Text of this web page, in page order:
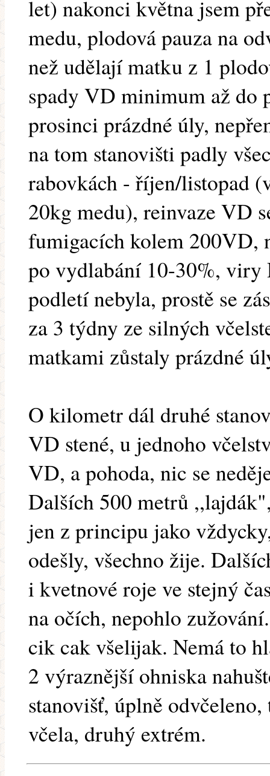
let) nakonci května jsem
medu, plodová pauza na
než udělají matku z 1
spady VD minimum až do
prosinci prázdné úly,
na tom stanovišti padly
rabovkách - říjen/listopad
20kg medu), reinvaze VD
fumigacích kolem 200VD,
po vydlabání 10-30%,
podletí nebyla, prostě se
za 3 týdny ze silných
matkami zůstaly prázdné
O kilometr dál druhé
VD stené, u jednoho
VD, a pohoda, nic se
Dalších 500 metrů
jen z principu jako
odešly, všechno žije.
i kvetnové roje ve stejný
na očích, nepohlo
cik cak všelijak. Nemá to
2 výraznější ohniska
stanovišť, úplně
včela, druhý extrém.